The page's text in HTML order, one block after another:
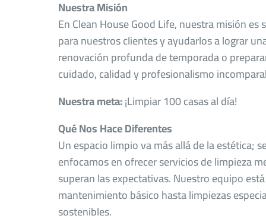
Nuestra Misión
En Clean House Good Life, nuestra misión
para nuestros clientes y ayudarlos a lograr
renovación profunda de temporada o
cuidado, calidad y profesionalismo
Nuestra meta:¡Limpiar 100 casas al día!
Qué Nos Hace Diferentes
Un espacio limpio va más allá de la estética;
enfocamos en ofrecer servicios de limpieza
superan las expectativas. Nuestro equipo
mantenimiento básico hasta limpiezas
sostenibles.